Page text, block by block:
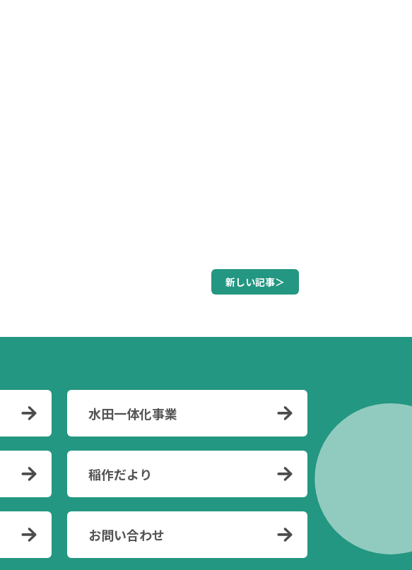
新しい記事＞
水田一体化事業
稲作だより
お問い合わせ